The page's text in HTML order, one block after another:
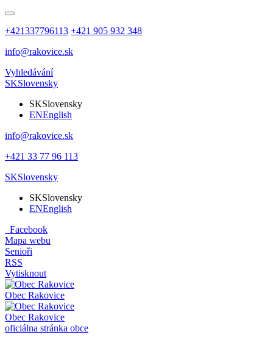
+421337796113 +421 905 932 348
info@rakovice.sk
Vyhledávání
SKSlovensky
SKSlovensky
ENEnglish
info@rakovice.sk
+421 33 77 96 113
SKSlovensky
SKSlovensky
ENEnglish
Facebook
Mapa webu
Senioři
RSS
Vytisknout
Obec Rakovice
Obec Rakovice
oficiálna stránka obce